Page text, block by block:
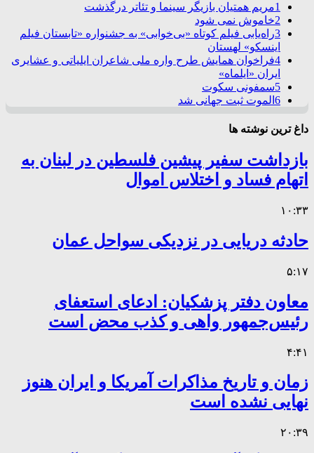
1مریم همتیان بازیگر سینما و تئاتر درگذشت
2خاموش نمی شود
3راه‌یابی فیلم کوتاه «بی‌خوابی» به جشنواره «تابستان فیلم
اینسکو» لهستان
4فراخوان همایش طرح واره ملی شاعران ایلیاتی و عشایری
ایران «ایلماه»
5سمفونی سکوت
6 الموت ثبت جهانی شد
داغ ترین نوشته ها
بازداشت سفیر پیشین فلسطین در لبنان به
اتهام فساد و اختلاس اموال
۱۰:۳۳
حادثه دریایی در نزدیکی سواحل عمان
۵:۱۷
معاون دفتر پزشکیان: ادعای استعفای
رئیس‌جمهور واهی و کذب محض است
۴:۴۱
زمان و تاریخ مذاکرات آمریکا و ایران هنوز
نهایی نشده است
۲۰:۳۹